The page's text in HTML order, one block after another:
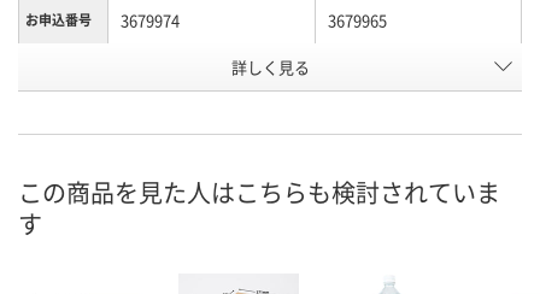
お申込番号 3679974 3679965
数量
詳しく見る
この商品を見た人はこちらも検討されていま
す